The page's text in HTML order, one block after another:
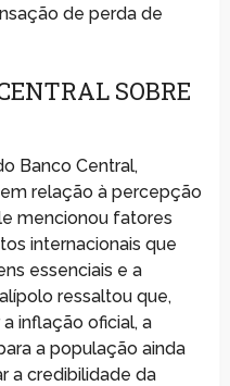
de perda de
SOBRE
Banco Central,
relação à percepção
mencionou fatores
internacionais que
essenciais e a
ressaltou que,
inflação oficial, a
a população ainda
a credibilidade da